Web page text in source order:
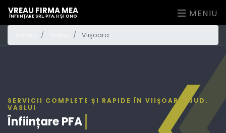
VREAU FIRMA MEA
ÎNFIINȚARE SRL, PFA, II ȘI ONG MENIU
Viişoara
SERVICII COMPLETE ȘI RAPIDE ÎN VIIŞOARA, JUD.
VASLUI
ÎnființarePFA